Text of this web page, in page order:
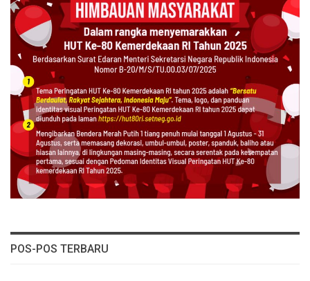
POS-POS TERBARU